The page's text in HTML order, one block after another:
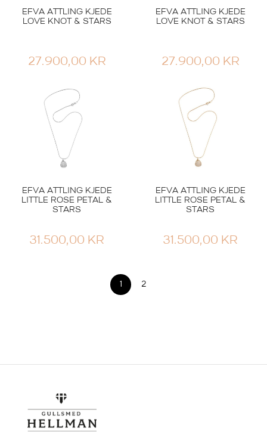
EFVA ATTLING KJEDE
LOVE KNOT & STARS
27.900,00 KR
EFVA ATTLING KJEDE
LOVE KNOT & STARS
27.900,00 KR
EFVA ATTLING KJEDE
LITTLE ROSE PETAL &
STARS
31.500,00 KR
EFVA ATTLING KJEDE
LITTLE ROSE PETAL &
STARS
31.500,00 KR
1 2